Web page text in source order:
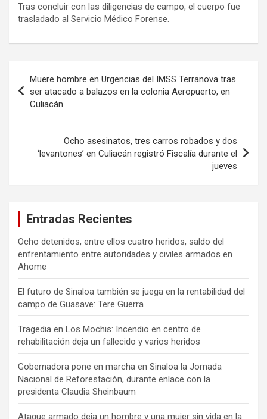
Tras concluir con las diligencias de campo, el cuerpo fue
trasladado al Servicio Médico Forense.
de
entradas
Muere hombre en Urgencias del IMSS Terranova tras
ser atacado a balazos en la colonia Aeropuerto, en
Culiacán
Ocho asesinatos, tres carros robados y dos
‘levantones’ en Culiacán registró Fiscalía durante el
jueves
Entradas Recientes
Ocho detenidos, entre ellos cuatro heridos, saldo del
enfrentamiento entre autoridades y civiles armados en
Ahome
El futuro de Sinaloa también se juega en la rentabilidad del
campo de Guasave: Tere Guerra
Tragedia en Los Mochis: Incendio en centro de
rehabilitación deja un fallecido y varios heridos
Gobernadora pone en marcha en Sinaloa la Jornada
Nacional de Reforestación, durante enlace con la
presidenta Claudia Sheinbaum
Ataque armado deja un hombre y una mujer sin vida en la